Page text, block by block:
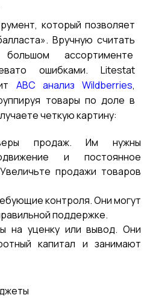
который позволяет
Вручную считать
ассортименте
ошибками. Litestat
ABC анализ Wildberries,
товары по доле в
четкую картину:
продаж. Им нужны
и постоянное
продажи товаров
контроля. Они могут
поддержке.
на уценку или вывод. Они
капитал и занимают